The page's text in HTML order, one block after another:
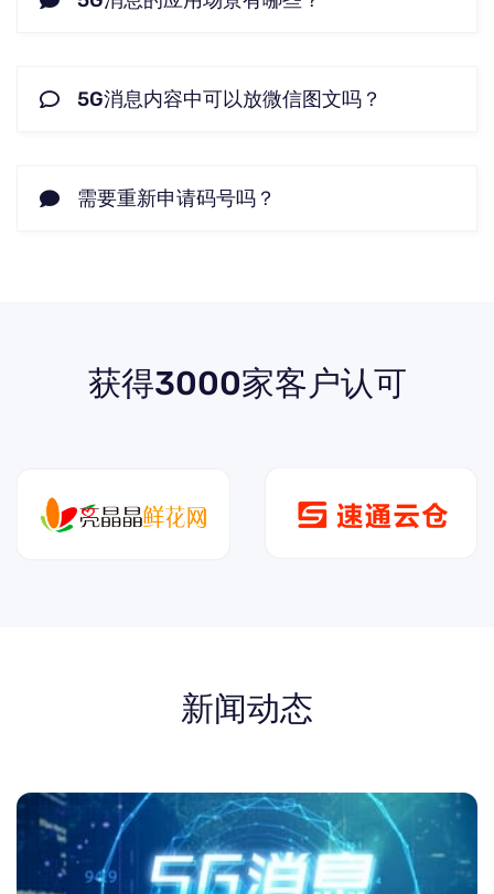
5G消息内容中可以放微信图文吗？
需要重新申请码号吗？
获得3000家客户认可
新闻动态